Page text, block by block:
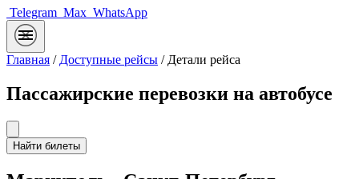
Telegram Max WhatsApp
Главная / Доступные рейсы / Детали рейса
Пассажирские перевозки на автобусе
Найти билеты